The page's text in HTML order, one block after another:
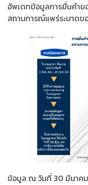
อัพเดทข้อมูลการยื่นคำข
สถานการณ์แพร่ระบาดขอ
ข้อมูล ณ วันที่ 30 มีนาค